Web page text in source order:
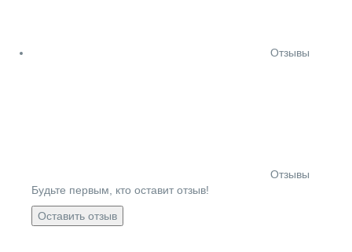
Отзывы
Отзывы
Будьте первым, кто оставит отзыв!
Оставить отзыв